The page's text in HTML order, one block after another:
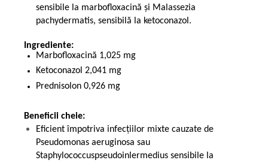
sensibile la marbofloxacină și Malassezia
pachydermatis, sensibilă la ketoconazol.
Ingrediente:
Marbofloxacină 1,025 mg
Ketoconazol 2,041 mg
Prednisolon 0,926 mg
Beneficii cheie:
Eficient împotriva infecțiilor mixte cauzate de
Pseudomonas aeruginosa sau
Staphylococcuspseudoinlermedius sensibile la